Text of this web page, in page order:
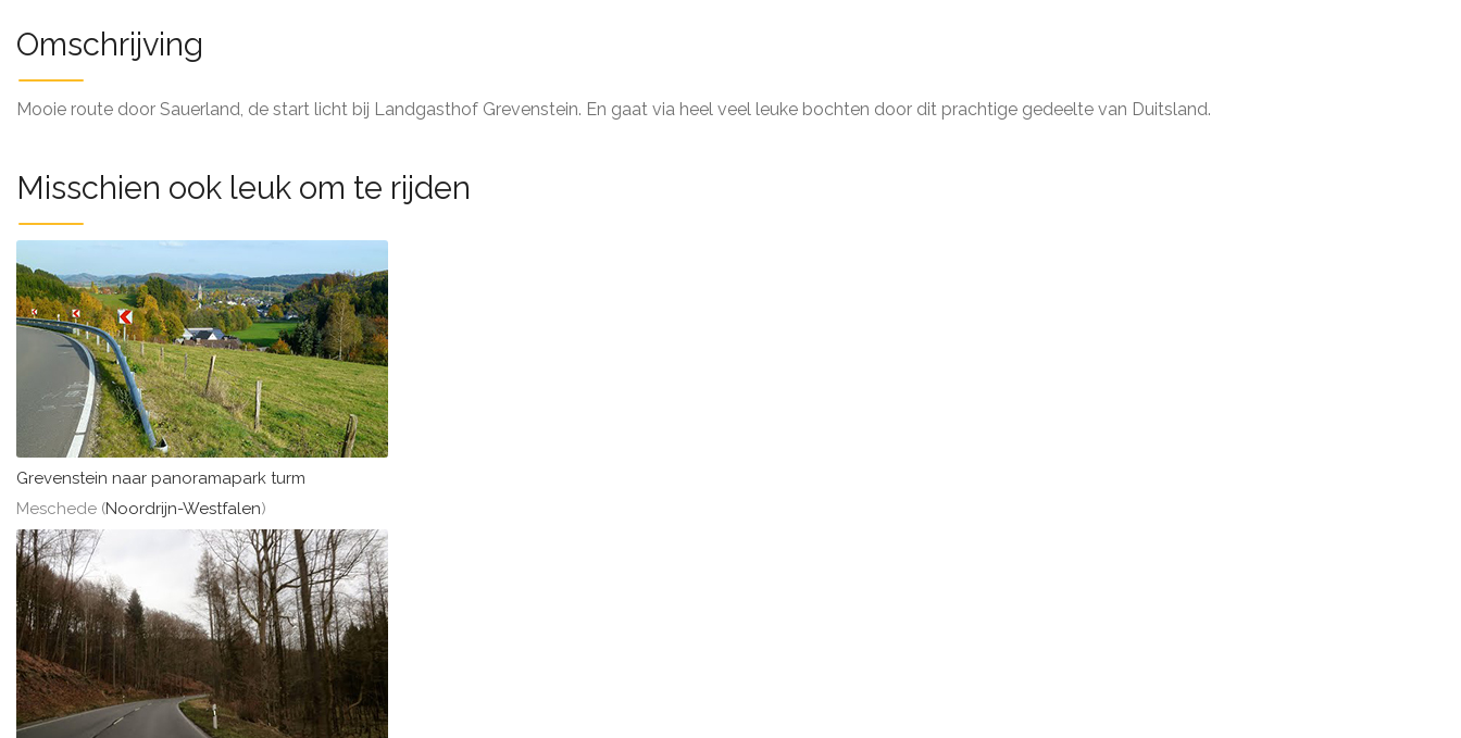
Omschrijving
Mooie route door Sauerland, de start licht bij Landgasthof Grevenstein. En gaat via heel veel leuke bochten door dit prachtige gedeelte van Duitsland.
Misschien ook leuk om te rijden
Grevenstein naar panoramapark turm
Meschede (Noordrijn-Westfalen)